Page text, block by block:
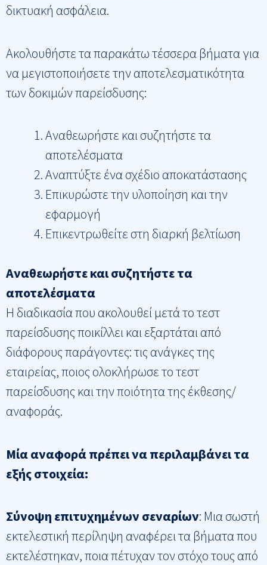
δικτυακή ασφάλεια.
Ακολουθήστε τα παρακάτω τέσσερα βήματα για
να μεγιστοποιήσετε την αποτελεσματικότητα
των δοκιμών παρείσδυσης:
Αναθεωρήστε και συζητήστε τα
αποτελέσματα
Αναπτύξτε ένα σχέδιο αποκατάστασης
Επικυρώστε την υλοποίηση και την
εφαρμογή
Επικεντρωθείτε στη διαρκή βελτίωση
Αναθεωρήστε και συζητήστε τα
αποτελέσματα
Η διαδικασία που ακολουθεί μετά το τεστ
παρείσδυσης ποικίλλει και εξαρτάται από
διάφορους παράγοντες: τις ανάγκες της
εταιρείας, ποιος ολοκλήρωσε το τεστ
παρείσδυσης και την ποιότητα της έκθεσης/
αναφοράς.
Μία αναφορά πρέπει να περιλαμβάνει τα
εξής στοιχεία:
Σύνοψη επιτυχημένων σεναρίων: Μια σωστή
εκτελεστική περίληψη αναφέρει τα βήματα που
εκτελέστηκαν, ποια πέτυχαν τον στόχο τους από